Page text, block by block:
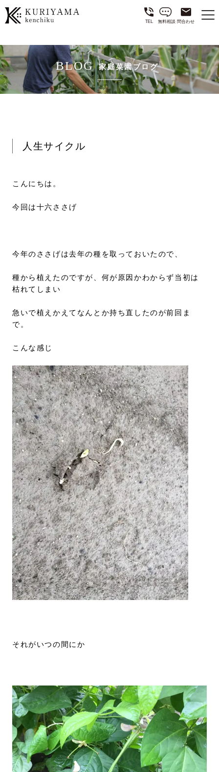
TEL 無料相談 問合わせ
BLOG 家庭菜園ブログ
人生サイクル
こんにちは。
今回は十六ささげ
今年のささげは去年の種を取っておいたので、
種から植えたのですが、何が原因かわからず当初は
枯れてしまい
急いで植えかえてなんとか持ち直したのが前回ま
で。
こんな感じ
それがいつの間にか